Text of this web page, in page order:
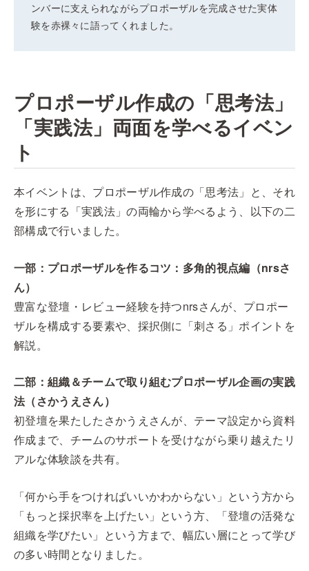
ンバーに支えられながらプロポーザルを完成させた実体
験を赤裸々に語ってくれました。
プロポーザル作成の「思考法」
「実践法」両面を学べるイベン
ト
本イベントは、プロポーザル作成の「思考法」と、それ
を形にする「実践法」の両輪から学べるよう、以下の二
部構成で行いました。
一部：プロポーザルを作るコツ：多角的視点編（nrsさ
ん）
豊富な登壇・レビュー経験を持つnrsさんが、プロポー
ザルを構成する要素や、採択側に「刺さる」ポイントを
解説。
二部：組織＆チームで取り組むプロポーザル企画の実践
法（さかうえさん）
初登壇を果たしたさかうえさんが、テーマ設定から資料
作成まで、チームのサポートを受けながら乗り越えたリ
アルな体験談を共有。
「何から手をつければいいかわからない」という方から
「もっと採択率を上げたい」という方、「登壇の活発な
組織を学びたい」という方まで、幅広い層にとって学び
の多い時間となりました。